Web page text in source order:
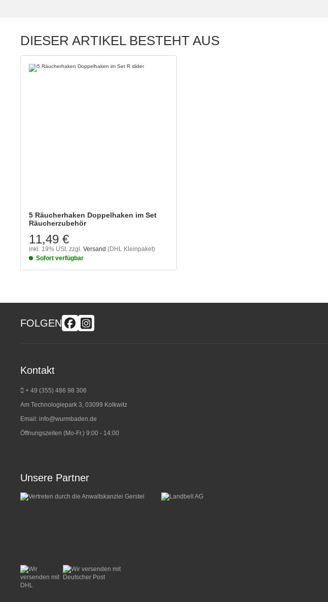
DIESER ARTIKEL BESTEHT AUS
5 Räucherhaken Doppelhaken im Set
Räucherzubehör
11,49 €
inkl. 19% USt. zzgl. Versand (DHL Kleinpaket)
Sofort verfügbar
FOLGEN
Kontakt
+ 49 (355) 486 98 306
Am Technologiepark 3, 03099 Kolkwitz
Email: info@wurmbaden.de
Öffnungszeiten (Mo-Fr.) 9:00 - 14:00
Unsere Partner